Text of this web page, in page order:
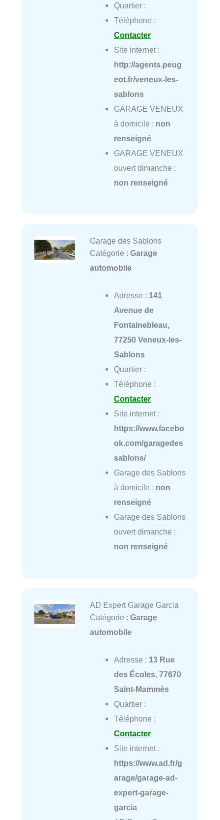
Quartier :
Téléphone :
Contacter
Site internet :
http://agents.peug
eot.fr/veneux-les-
sablons
GARAGE VENEUX
à domicile : non
renseigné
GARAGE VENEUX
ouvert dimanche :
non renseigné
Garage des Sablons
Catégorie : Garage
automobile
Adresse : 141
Avenue de
Fontainebleau,
77250 Veneux-les-
Sablons
Quartier :
Téléphone :
Contacter
Site internet :
https://www.facebo
ok.com/garagedes
sablons/
Garage des Sablons
à domicile : non
renseigné
Garage des Sablons
ouvert dimanche :
non renseigné
AD Expert Garage Garcia
Catégorie : Garage
automobile
Adresse : 13 Rue
des Écoles, 77670
Saint-Mammès
Quartier :
Téléphone :
Contacter
Site internet :
https://www.ad.fr/g
arage/garage-ad-
expert-garage-
garcia